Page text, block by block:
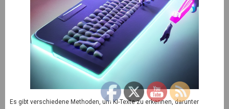
Es gibt verschiedene Methoden, um KI-Texte zu erkennen, darunter